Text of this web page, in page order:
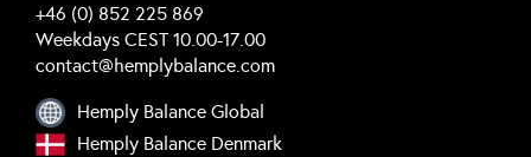
+46 (0) 852 225 869
Weekdays CEST 10.00-17.00
contact@hemplybalance.com
Hemply Balance Global
Hemply Balance Denmark